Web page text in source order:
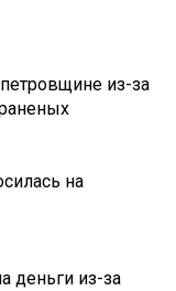
из-за
на
деньги из-за